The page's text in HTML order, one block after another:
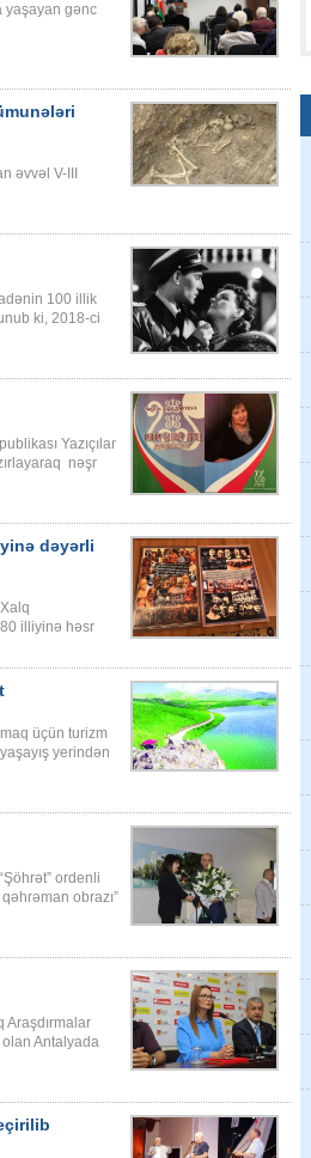
yaşayan gənc
əvvəl V-III
100 illik
ki, 2018-ci
Yazıçılar
nəşr
dəyərli
illiyinə həsr
üçün turizm
yerindən
ordenli
obrazı”
Araşdırmalar
Antalyada